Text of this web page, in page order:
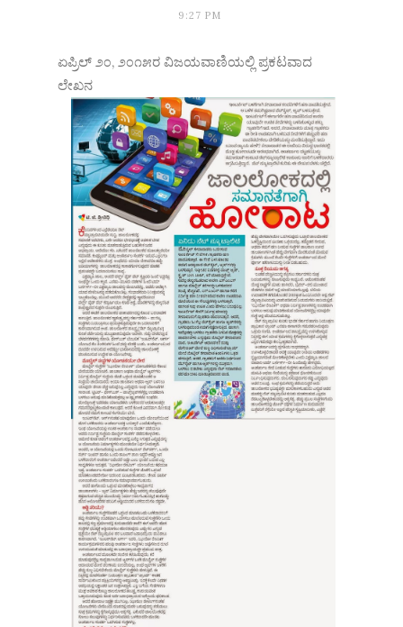
9:27 PM
ಏಪ್ರಿಲ್ ೨೦, ೨೦೧೫ರ ವಿಜಯವಾಣಿಯಲ್ಲಿ ಪ್ರಕಟವಾದ
ಲೇಖನ